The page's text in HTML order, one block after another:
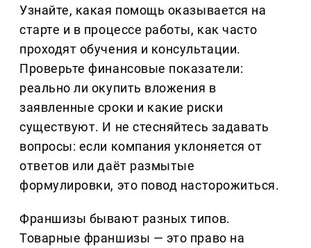
Узнайте, какая помощь оказывается на
старте и в процессе работы, как часто
проходят обучения и консультации.
Проверьте финансовые показатели:
реально ли окупить вложения в
заявленные сроки и какие риски
существуют. И не стесняйтесь задавать
вопросы: если компания уклоняется от
ответов или даёт размытые
формулировки, это повод насторожиться.
Франшизы бывают разных типов.
Товарные франшизы — это право на